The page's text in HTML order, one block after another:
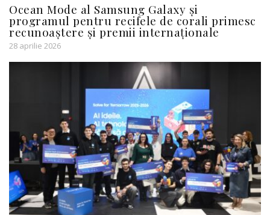
Ocean Mode al Samsung Galaxy și
programul pentru recifele de corali primesc
recunoaștere și premii internaționale
28 aprilie 2026